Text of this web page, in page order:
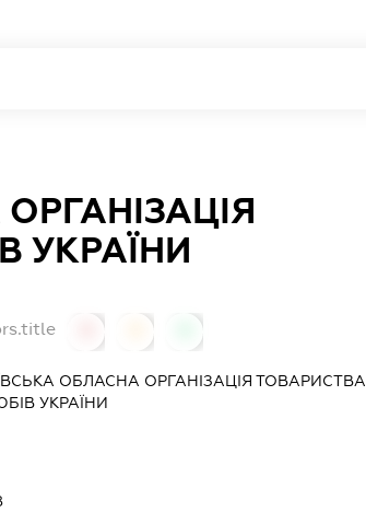
УКРАЇНИ
ОБЛАСНА ОРГАНІЗАЦІЯ ТОВАРИСТВА
УКРАЇНИ